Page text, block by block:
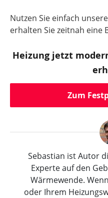
Nutzen Sie einfach
erhalten Sie zeitnah eine
Heizung jetzt
Zum
Sebastian ist Autor
Experte auf den
Wärmewende.
oder Ihrem